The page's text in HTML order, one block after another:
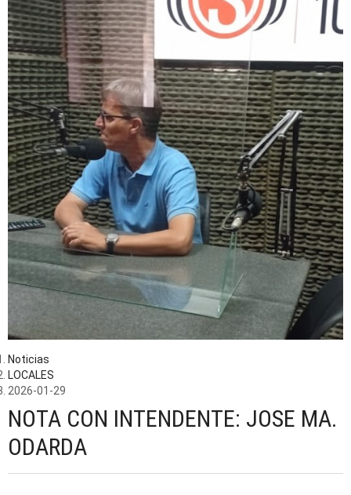
INTERNACIONALES
Noticias
LOCALES
2026-01-29
NOTA CON INTENDENTE: JOSE MA.
ODARDA